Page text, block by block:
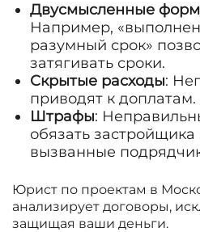
Двусмысленные
Например,
разумный срок»
затягивать сроки.
Скрытые расходы:
приводят к доплатам.
Штрафы:
обязать
вызванные
Юрист по проектам в
анализирует договоры,
защищая ваши деньги.